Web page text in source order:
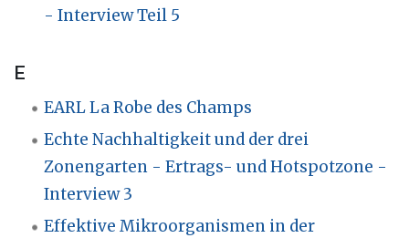
- Interview Teil 5
E
EARL La Robe des Champs
Echte Nachhaltigkeit und der drei
Zonengarten - Ertrags- und Hotspotzone -
Interview 3
Effektive Mikroorganismen in der